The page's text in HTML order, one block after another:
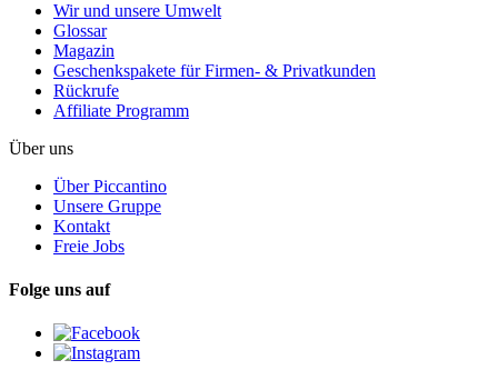
Wir und unsere Umwelt
Glossar
Magazin
Geschenkspakete für Firmen- & Privatkunden
Rückrufe
Affiliate Programm
Über uns
Über Piccantino
Unsere Gruppe
Kontakt
Freie Jobs
Folge uns auf